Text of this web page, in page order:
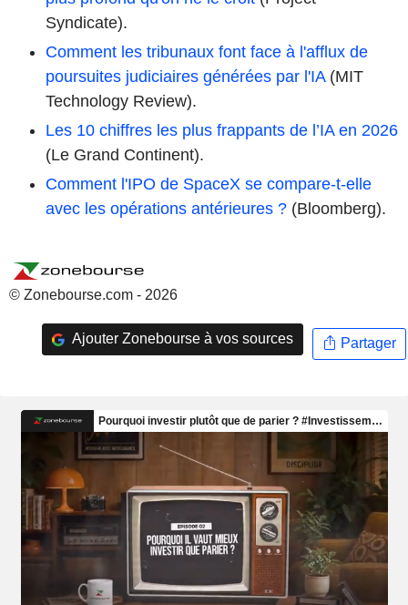
Syndicate).
Comment les tribunaux font face à l'afflux de
poursuites judiciaires générées par l'IA(MIT
Technology Review).
Les 10 chiffres les plus frappants de l’IA en 2026
(Le Grand Continent).
Comment l'IPO de SpaceX se compare-t-elle
avec les opérations antérieures ? (Bloomberg).
© Zonebourse.com - 2026
Ajouter Zonebourse à vos sources Partager